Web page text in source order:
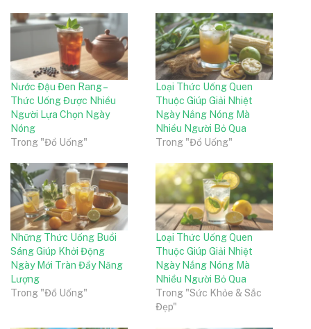
Nước Đậu Đen Rang –
Thức Uống Được Nhiều
Người Lựa Chọn Ngày
Nóng
Trong "Đồ Uống"
Loại Thức Uống Quen
Thuộc Giúp Giải Nhiệt
Ngày Nắng Nóng Mà
Nhiều Người Bỏ Qua
Trong "Đồ Uống"
Những Thức Uống Buổi
Sáng Giúp Khởi Động
Ngày Mới Tràn Đầy Năng
Lượng
Trong "Đồ Uống"
Loại Thức Uống Quen
Thuộc Giúp Giải Nhiệt
Ngày Nắng Nóng Mà
Nhiều Người Bỏ Qua
Trong "Sức Khỏe & Sắc
Đẹp"